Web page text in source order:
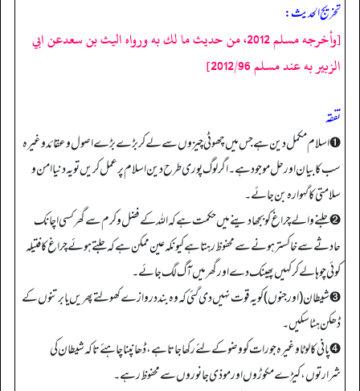
تخریج الحدیث:
[وأخرجه مسلم 2012، من حديث ما لك به ورواہ اليث بن سعدعن ابي
الزبير به عند مسلم 2012/96]
تفقه
➊ اسلام مکمل دین ہے جس میں چھوٹی چیزوں سے لے کر بڑے بڑے اصول و عقائد وغیرہ
سب کا بیان اور حل موجود ہے۔ اگر لوگ پوری طرح دین اسلام پر عمل کریں تو یہ دنیا امن و
سلامتی کا گہوارہ بن جائے۔
➋ جلنے والے چراغ کو بجھا دینے میں حکمت ہے کہ اللہ کے فضل و کرم سے گھر کسی اچانک
حادثے سے خاکستر ہونے سے محفوظ رہتا ہے کیونکہ عین ممکن ہے کہ جلتے ہوئے چراغ کا فتیلہ
کوئی چوہا لے کر کہیں پھینک دے اور گھر میں آگ لگ جائے۔
➌ شیطان (اور جنوں) کو یہ قوت نہیں دی گئی کہ وہ بند دروازے کھولتے پھریں یا برتنوں کے
ڈھکن ہٹا سکیں۔
➍ پانی کا لوٹا وغیرہ جو رات کو وضو کے لئے رکھا جاتا ہے، ڈھانپنا چاہئے تاکہ شیطان کی
شرارتوں، کیڑے مکوڑوں اور موذی جانوروں سے محفوظ رہے۔